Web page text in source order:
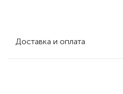
Доставка и оплата